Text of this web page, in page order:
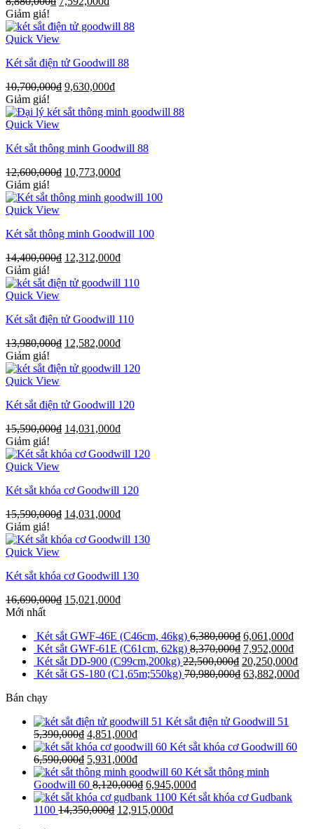
Giảm giá!
Quick View
Két sắt điện tử Goodwill 88
10,700,000₫ 9,630,000₫
Giảm giá!
Quick View
Két sắt thông minh Goodwill 88
12,600,000₫ 10,773,000₫
Giảm giá!
Quick View
Két sắt thông minh Goodwill 100
14,400,000₫ 12,312,000₫
Giảm giá!
Quick View
Két sắt điện tử Goodwill 110
13,980,000₫ 12,582,000₫
Giảm giá!
Quick View
Két sắt điện tử Goodwill 120
15,590,000₫ 14,031,000₫
Giảm giá!
Quick View
Két sắt khóa cơ Goodwill 120
15,590,000₫ 14,031,000₫
Giảm giá!
Quick View
Két sắt khóa cơ Goodwill 130
16,690,000₫ 15,021,000₫
Mới nhất
Két sắt GWF-46E (C46cm, 46kg) 6,380,000₫ 6,061,000₫
Két sắt GWF-61E (C61cm, 62kg) 8,370,000₫ 7,952,000₫
Két sắt DD-900 (C99cm,200kg) 22,500,000₫ 20,250,000₫
Két sắt GS-180 (C1,65m;550kg) 70,980,000₫ 63,882,000₫
Bán chạy
Két sắt điện tử Goodwill 51
5,390,000₫ 4,851,000₫
Két sắt khóa cơ Goodwill 60
6,590,000₫ 5,931,000₫
Két sắt thông minh
Goodwill 60 8,120,000₫ 6,945,000₫
Két sắt khóa cơ Gudbank
1100 14,350,000₫ 12,915,000₫